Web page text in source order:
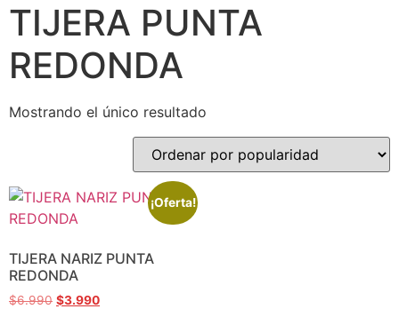
TIJERA PUNTA
REDONDA
Mostrando el único resultado
¡Oferta!
TIJERA NARIZ PUNTA
REDONDA
$6.990 $3.990